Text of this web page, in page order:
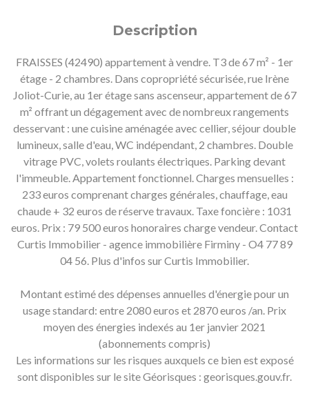
Description
FRAISSES (42490) appartement à vendre. T3 de 67 m² - 1er
étage - 2 chambres. Dans copropriété sécurisée, rue Irène
Joliot-Curie, au 1er étage sans ascenseur, appartement de 67
m² offrant un dégagement avec de nombreux rangements
desservant : une cuisine aménagée avec cellier, séjour double
lumineux, salle d'eau, WC indépendant, 2 chambres. Double
vitrage PVC, volets roulants électriques. Parking devant
l'immeuble. Appartement fonctionnel. Charges mensuelles :
233 euros comprenant charges générales, chauffage, eau
chaude + 32 euros de réserve travaux. Taxe foncière : 1031
euros. Prix : 79 500 euros honoraires charge vendeur. Contact
Curtis Immobilier - agence immobilière Firminy - O4 77 89
04 56. Plus d'infos sur Curtis Immobilier.
Montant estimé des dépenses annuelles d'énergie pour un
usage standard: entre 2080 euros et 2870 euros /an. Prix
moyen des énergies indexés au 1er janvier 2021
(abonnements compris)
Les informations sur les risques auxquels ce bien est exposé
sont disponibles sur le site Géorisques : georisques.gouv.fr.